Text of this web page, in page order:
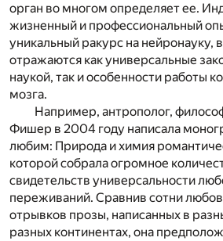
орган во многом определяет ее.
жизненный и профессиональный
уникальный ракурс на нейронауку,
отражаются как универсальные
наукой, так и особенности работы
мозга.
Например, антрополог,
Фишер в 2004 году написала
любим: Природа и химия
которой собрала огромное
свидетельств универсальности
переживаний. Сравнив сотни
отрывков прозы, написанных в
разных континентах, она